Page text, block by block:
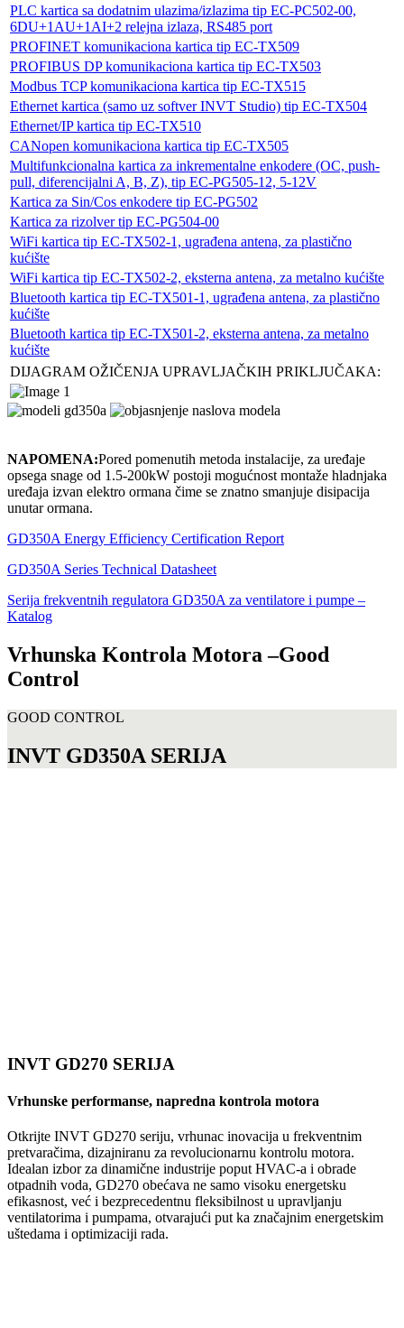
PLC kartica sa dodatnim ulazima/izlazima tip EC-PC502-00,
6DU+1AU+1AI+2 relejna izlaza, RS485 port
PROFINET komunikaciona kartica tip EC-TX509
PROFIBUS DP komunikaciona kartica tip EC-TX503
Modbus TCP komunikaciona kartica tip EC-TX515
Ethernet kartica (samo uz softver INVT Studio) tip EC-TX504
Ethernet/IP kartica tip EC-TX510
CANopen komunikaciona kartica tip EC-TX505
Multifunkcionalna kartica za inkrementalne enkodere (OC, push-
pull, diferencijalni A, B, Z), tip EC-PG505-12, 5-12V
Kartica za Sin/Cos enkodere tip EC-PG502
Kartica za rizolver tip EC-PG504-00
WiFi kartica tip EC-TX502-1, ugrađena antena, za plastično
kućište
WiFi kartica tip EC-TX502-2, eksterna antena, za metalno kućište
Bluetooth kartica tip EC-TX501-1, ugrađena antena, za plastično
kućište
Bluetooth kartica tip EC-TX501-2, eksterna antena, za metalno
kućište
DIJAGRAM OŽIČENJA UPRAVLJAČKIH PRIKLJUČAKA:
NAPOMENA:Pored pomenutih metoda instalacije, za uređaje
opsega snage od 1.5-200kW postoji mogućnost montaže hladnjaka
uređaja izvan elektro ormana čime se znatno smanjuje disipacija
unutar ormana.
GD350A Energy Efficiency Certification Report
GD350A Series Technical Datasheet
Serija frekventnih regulatora GD350A za ventilatore i pumpe –
Katalog
Vrhunska Kontrola Motora –Good
Control
GOOD CONTROL
INVT GD350A SERIJA
INVT GD270 SERIJA
Vrhunske performanse, napredna kontrola motora
Otkrijte INVT GD270 seriju, vrhunac inovacija u frekventnim
pretvaračima, dizajniranu za revolucionarnu kontrolu motora.
Idealan izbor za dinamične industrije poput HVAC-a i obrade
otpadnih voda, GD270 obećava ne samo visoku energetsku
efikasnost, već i bezprecedentnu fleksibilnost u upravljanju
ventilatorima i pumpama, otvarajući put ka značajnim energetskim
uštedama i optimizaciji rada.